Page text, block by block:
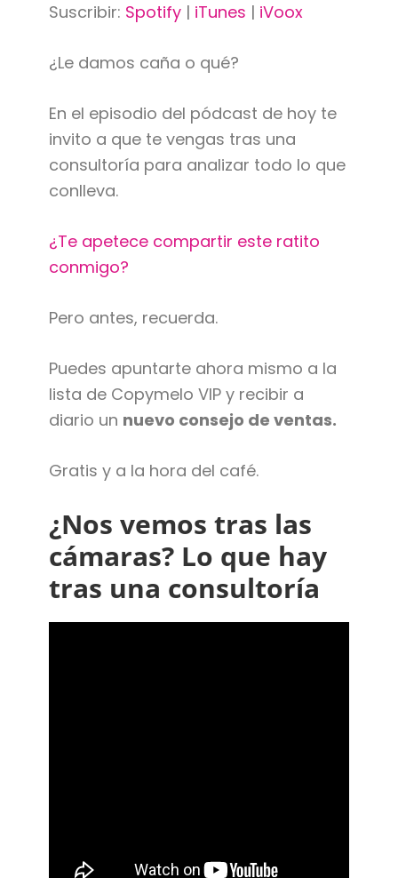
Suscribir: Spotify| iTunes | iVoox
¿Le damos caña o qué?
En el episodio del pódcast de hoy te
invito a que te vengas tras una
consultoría para analizar todo lo que
conlleva.
¿Te apetece compartir este ratito
conmigo?
Pero antes, recuerda.
Puedes apuntarte ahora mismo a la
lista de Copymelo VIP y recibir a
diario un nuevo consejo de ventas.
Gratis y a la hora del café.
¿Nos vemos tras las
cámaras? Lo que hay
tras una consultoría